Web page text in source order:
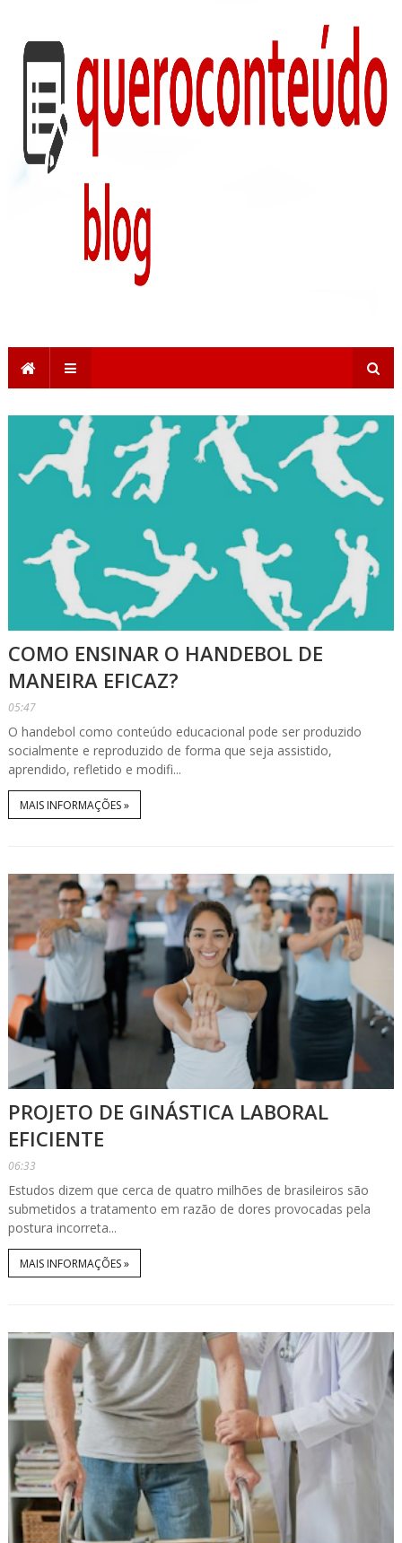
COMO ENSINAR O HANDEBOL DE
MANEIRA EFICAZ?
05:47
O handebol como conteúdo educacional pode ser produzido
socialmente e reproduzido de forma que seja assistido,
aprendido, refletido e modifi...
MAIS INFORMAÇÕES »
PROJETO DE GINÁSTICA LABORAL
EFICIENTE
06:33
Estudos dizem que cerca de quatro milhões de brasileiros são
submetidos a tratamento em razão de dores provocadas pela
postura incorreta...
MAIS INFORMAÇÕES »